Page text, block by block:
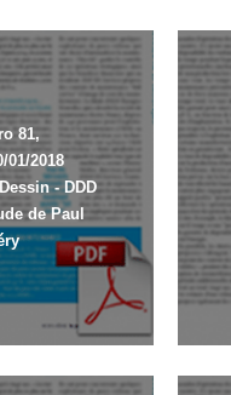
81,
01/2018
- DDD
de Paul